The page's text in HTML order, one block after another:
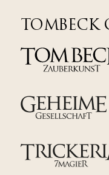
TOMBECK